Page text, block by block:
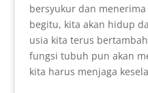
bersyukur dan
begitu, kita akan hidup
usia kita terus
fungsi tubuh pun akan
kita harus menjaga